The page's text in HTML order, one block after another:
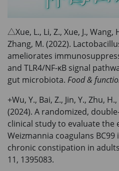
△Xue, L., Li, Z., Xue, J., Wang,
Zhang, M. (2022).
ameliorates
and TLR4/NF-κB signal
gut microbiota. Food &
+Wu, Y., Bai, Z., Jin, Y., Zhu,
(2024). A randomized,
clinical study to evaluate the
Weizmannia coagulans
chronic constipation in
11, 1395083.